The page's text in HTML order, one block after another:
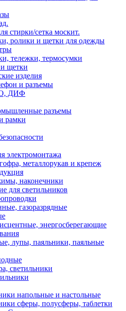
стирки/сетка москит.
ролики и щетки для одежды
тележки, термосумки
щетки
изделия
и разъемы
ДИФ
разъемы
рамки
электромонтажа
металлорукав и крепеж
наконечники
для светильников
газоразрядные
энергосберегающие
лупы, паяльники, паяльные
светильники
напольные и настольные
сферы, полусферы, таблетки